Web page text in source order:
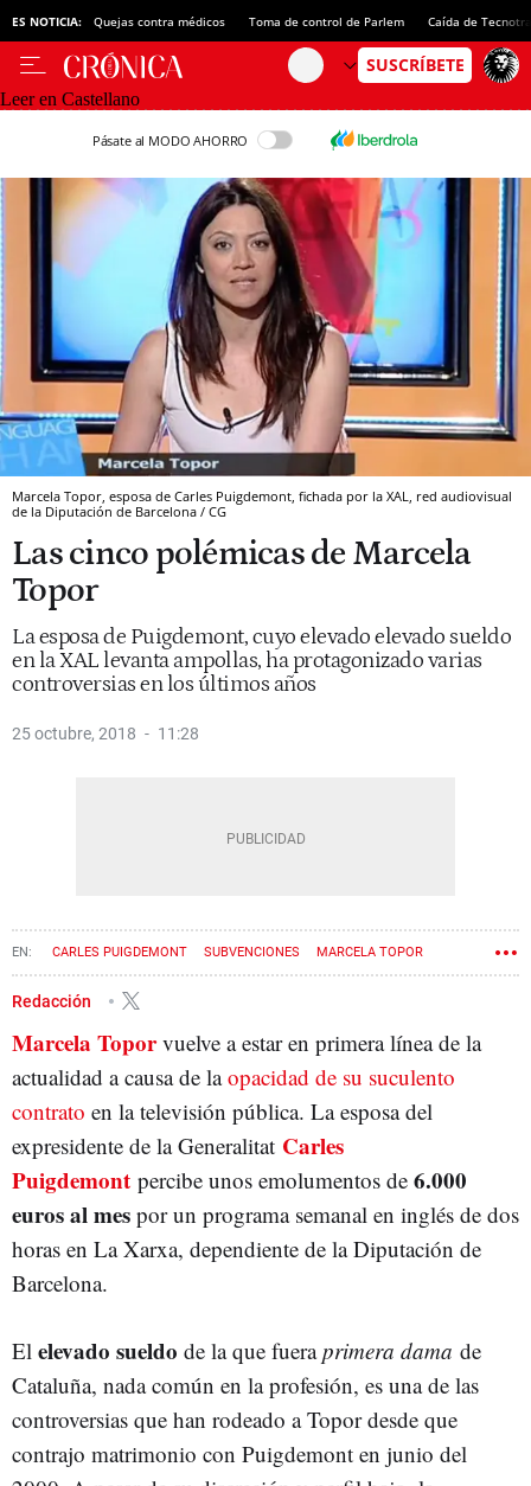
ES NOTICIA: Quejas contra médicos Toma de control de Parlem Caída de
Leer en Castellano
Pásate al MODO AHORRO
Marcela Topor, esposa de Carles Puigdemont, fichada por la XAL, red audiovisual
de la Diputación de Barcelona / CG
Las cinco polémicas de Marcela
Topor
La esposa de Puigdemont, cuyo elevado elevado sueldo
en la XAL levanta ampollas, ha protagonizado varias
controversias en los últimos años
25 octubre, 2018 11:28
CARLES PUIGDEMONT SUBVENCIONES MARCELA TOPOR
Redacción
Marcela Toporvuelve a estar en primera línea de la
actualidad a causa de laopacidad de su suculento
contrato en la televisión pública. La esposa del
expresidente de la Generalitat Carles
Puigdemont percibe unos emolumentos de 6.000
euros al mes por un programa semanal en inglés de dos
horas en La Xarxa, dependiente de la Diputación de
Barcelona.
El elevado sueldo de la que fueraprimera dama de
Cataluña, nada común en la profesión, es una de las
controversias que han rodeado a Topor desde que
contrajo matrimonio con Puigdemont en junio del